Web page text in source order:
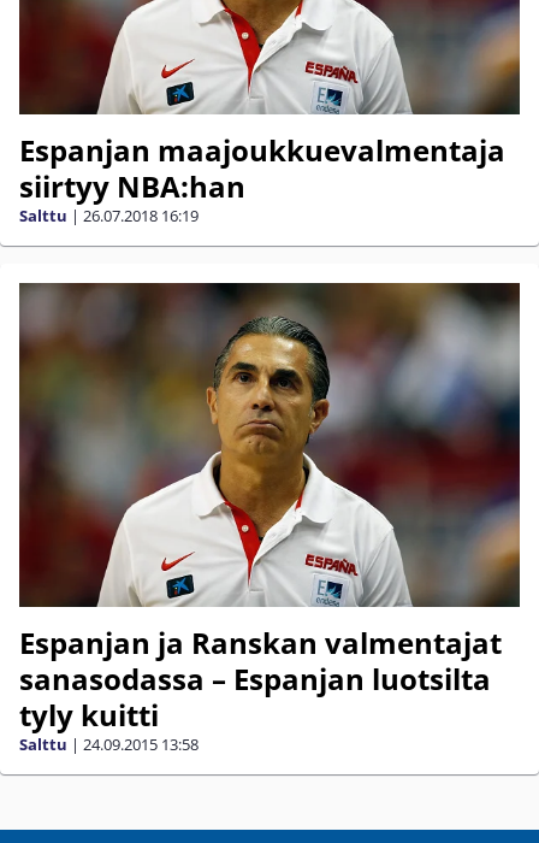
Espanjan maajoukkuevalmentaja
siirtyy NBA:han
Salttu | 26.07.2018 16:19
Espanjan ja Ranskan valmentajat
sanasodassa – Espanjan luotsilta
tyly kuitti
Salttu | 24.09.2015 13:58